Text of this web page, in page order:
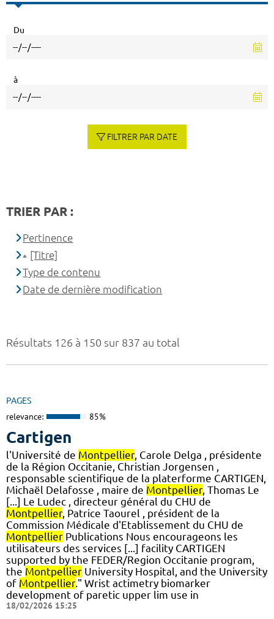
Résultats 126 à 150 sur 837 au total
PAGES
relevance: 85%
Cartigen
l'Université de Montpellier, Carole Delga , présidente
de la Région Occitanie, Christian Jorgensen ,
responsable scientifique de la platerforme CARTIGEN,
Michaël Delafosse , maire de Montpellier, Thomas Le
[...] Le Ludec , directeur général du CHU de
Montpellier, Patrice Taourel , président de la
Commission Médicale d'Etablissement du CHU de
Montpellier Publications Nous encourageons les
utilisateurs des services [...] facility CARTIGEN
supported by the FEDER/Region Occitanie program,
the Montpellier University Hospital, and the University
of Montpellier." Wrist actimetry biomarker
development of paretic upper lim use in
18/02/2026 15:25
Du
à
FILTRER PAR DATE
TRIER PAR :
Pertinence
[Titre]
Type de contenu
Date de dernière modification